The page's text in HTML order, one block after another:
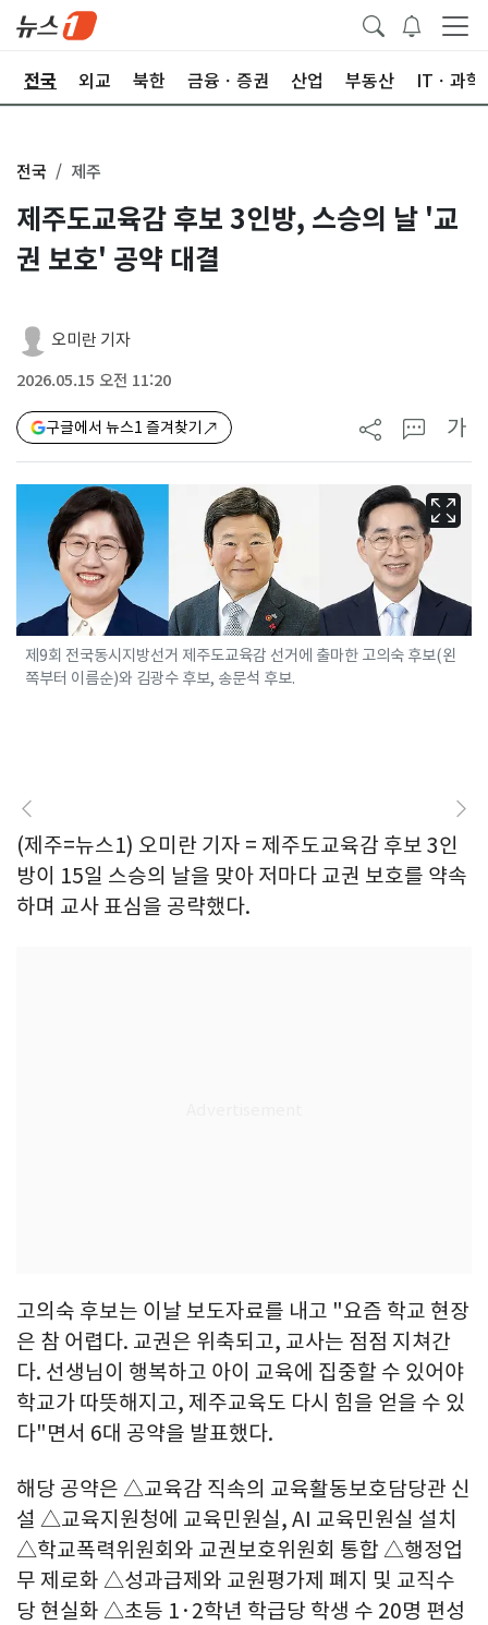
전국 외교 북한 금융ㆍ증권 산업 부동산 ITㆍ과학
전국 제주
제주도교육감 후보 3인방, 스승의 날 '교
권 보호' 공약 대결
오미란 기자
2026.05.15 오전 11:20
구글에서 뉴스1 즐겨찾기 가
제9회 전국동시지방선거 제주도교육감 선거에 출마한 고의숙 후보(왼
쪽부터 이름순)와 김광수 후보, 송문석 후보.
(제주=뉴스1) 오미란 기자 = 제주도교육감 후보 3인
방이 15일 스승의 날을 맞아 저마다 교권 보호를 약속
하며 교사 표심을 공략했다.
고의숙 후보는 이날 보도자료를 내고 "요즘 학교 현장
은 참 어렵다. 교권은 위축되고, 교사는 점점 지쳐간
다. 선생님이 행복하고 아이 교육에 집중할 수 있어야
학교가 따뜻해지고, 제주교육도 다시 힘을 얻을 수 있
다"면서 6대 공약을 발표했다.
해당 공약은 △교육감 직속의 교육활동보호담당관 신
설 △교육지원청에 교육민원실, AI 교육민원실 설치
△학교폭력위원회와 교권보호위원회 통합 △행정업
무 제로화 △성과급제와 교원평가제 폐지 및 교직수
당 현실화 △초등 1·2학년 학급당 학생 수 20명 편성